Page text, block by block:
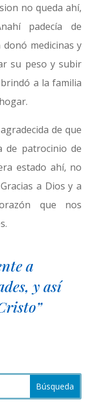
no queda ahí,
padecía de
medicinas y
su peso y subir
a la familia
de que
de patrocinio de
estado ahí, no
a Dios y a
que nos
a
y así
”